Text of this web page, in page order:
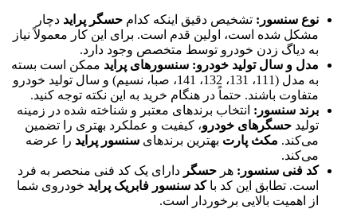
نوع سنسور: تشخیص دقیق اینکه کدام حسگر پراید دچار
مشکل شده است، اولین قدم است. برای این کار معمولاً نیاز
به دیاگ زدن خودرو توسط متخصص وجود دارد.
مدل و سال تولید خودرو: سنسورهای پراید ممکن است بسته
به مدل (111، 131، 132، 141، صبا، نسیم) و سال تولید خودرو
متفاوت باشند. حتماً در هنگام خرید به این نکته توجه کنید.
برند سنسور: انتخاب برندهای معتبر و شناخته شده در زمینه
تولید حسگرهای خودرو، کیفیت و عملکرد بهتری را تضمین
می‌کند. مکث پارت بهترین برندهای سنسور پراید را عرضه
می‌کند.
کد فنی سنسور: هر حسگر دارای یک کد فنی منحصر به فرد
است. تطابق این کد باکد سنسور فابریک پراید خودروی شما
از اهمیت بالایی برخوردار است.